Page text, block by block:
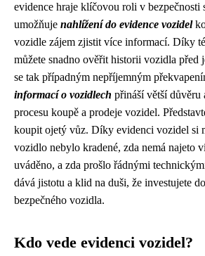
evidence hraje klíčovou roli v bezpečnosti
umožňuje nahlížení do evidence vozidel
vozidle zájem zjistit více informací. Díky
můžete snadno ověřit historii vozidla před
se tak případným nepříjemným
informací o vozidlech přináší větší důvěru
procesu koupě a prodeje vozidel.
koupit ojetý vůz. Díky evidenci vozidel si
vozidlo nebylo kradené, zda nemá najeto
uváděno, a zda prošlo řádnými
dává jistotu a klid na duši, že investujete
bezpečného vozidla.
Kdo vede evidenci vozidel?